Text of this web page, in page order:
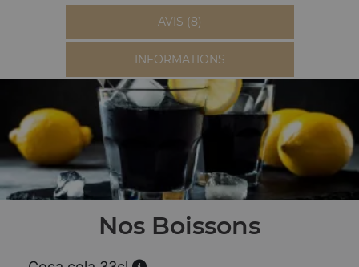
AVIS (8)
INFORMATIONS
Nos Boissons